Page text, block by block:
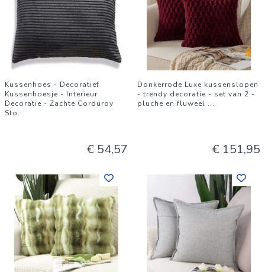
Kussenhoes - Decoratief
Kussenhoesje - Interieur
Decoratie - Zachte Corduroy
Sto...
€ 54,57
Donkerrode Luxe kussenslopen
- trendy decoratie - set van 2 -
pluche en fluweel ...
€ 151,95